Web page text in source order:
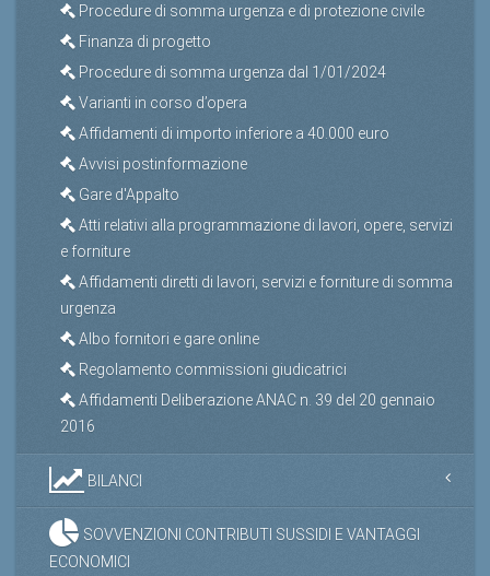
Procedure di somma urgenza e di protezione civile
Finanza di progetto
Procedure di somma urgenza dal 1/01/2024
Varianti in corso d’opera
Affidamenti di importo inferiore a 40.000 euro
Avvisi postinformazione
Gare d'Appalto
Atti relativi alla programmazione di lavori, opere, servizi
e forniture
Affidamenti diretti di lavori, servizi e forniture di somma
urgenza
Albo fornitori e gare online
Regolamento commissioni giudicatrici
Affidamenti Deliberazione ANAC n. 39 del 20 gennaio
2016
BILANCI
SOVVENZIONI CONTRIBUTI SUSSIDI E VANTAGGI
ECONOMICI